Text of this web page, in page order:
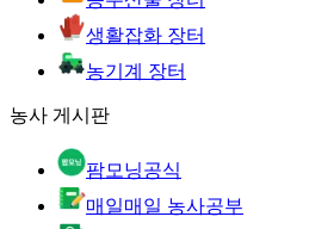
생활잡화 장터
농기계 장터
농사 게시판
팜모닝공식
매일매일 농사공부